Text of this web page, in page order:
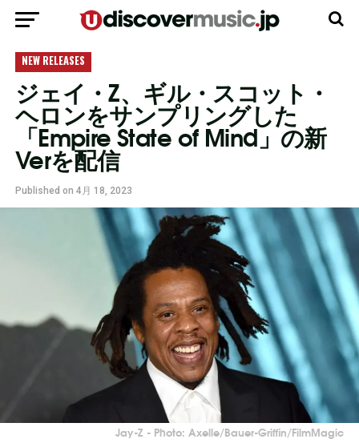
NEW RELEASES
ジェイ・Z、ギル・スコット・
ヘロンをサンプリングした
「Empire State of Mind」の新
Verを配信
Published on 4月 18, 2023
Jay-Z - Photo: Axelle/Bauer-Griffin/FilmMagic
モバイルバージョンに移動